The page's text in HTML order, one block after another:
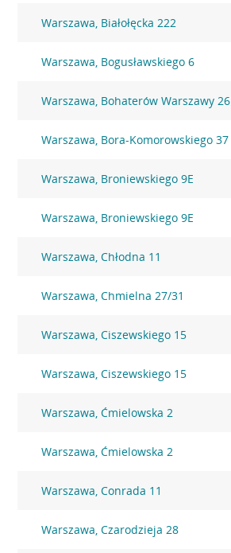
Warszawa, Białołęcka 222
Warszawa, Bogusławskiego 6
Warszawa, Bohaterów Warszawy 26
Warszawa, Bora-Komorowskiego 37
Warszawa, Broniewskiego 9E
Warszawa, Broniewskiego 9E
Warszawa, Chłodna 11
Warszawa, Chmielna 27/31
Warszawa, Ciszewskiego 15
Warszawa, Ciszewskiego 15
Warszawa, Ćmielowska 2
Warszawa, Ćmielowska 2
Warszawa, Conrada 11
Warszawa, Czarodzieja 28